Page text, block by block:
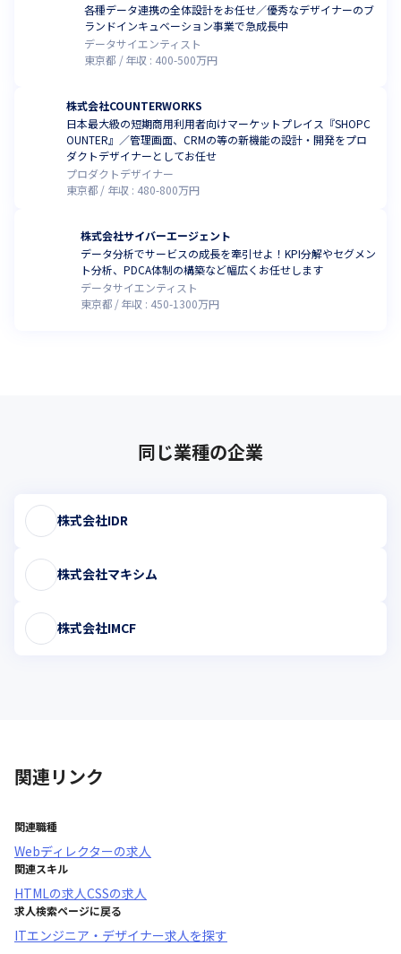
各種データ連携の全体設計をお任せ／優秀なデザイナーのブ
ランドインキュベーション事業で急成長中
データサイエンティスト
東京都
年収 : 400-500万円
株式会社COUNTERWORKS
日本最大級の短期商用利用者向けマーケットプレイス『SHOPC
OUNTER』／管理画面、CRMの等の新機能の設計・開発をプロ
ダクトデザイナーとしてお任せ
プロダクトデザイナー
東京都
年収 : 480-800万円
株式会社サイバーエージェント
データ分析でサービスの成長を牽引せよ！KPI分解やセグメン
ト分析、PDCA体制の構築など幅広くお任せします
データサイエンティスト
東京都
年収 : 450-1300万円
同じ業種の企業
株式会社IDR
株式会社マキシム
株式会社IMCF
関連リンク
関連職種
Webディレクターの求人
関連スキル
HTMLの求人CSSの求人
求人検索ページに戻る
ITエンジニア・デザイナー求人を探す